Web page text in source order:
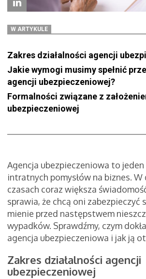
W ARTYKULE
Zakres działalności agencji
Jakie wymogi musimy spełnić
agencji ubezpieczeniowej?
Formalności związane z
ubezpieczeniowej
Agencja ubezpieczeniowa to jeden
intratnych pomysłów na biznes. W
czasach coraz większa
sprawia, że chcą oni zabezpieczyć
mienie przed następstwem
wypadków. Sprawdźmy, czym
agencja ubezpieczeniowa i jak ją
Zakres działalności agencji
ubezpieczeniowej